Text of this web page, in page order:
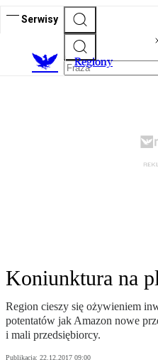
Serwisy
Regiony
Koniunktura na
Region cieszy się ożywieniem
potentatów jak Amazon nowe
i mali przedsiębiorcy.
Publikacja: 22.12.2017 09:00